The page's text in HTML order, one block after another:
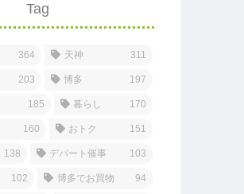
Tag
364 天神 311
203 博多 197
185 暮らし 170
160 おトク 151
138 デパート催事 103
102 博多でお買物 94